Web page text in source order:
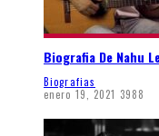
Biografia De Nahu
Biografias
enero 19, 2021 3988